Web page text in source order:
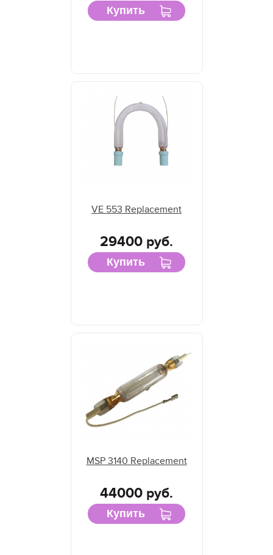
Купить
VE 553 Replacement
29400 руб.
Купить
MSP 3140 Replacement
44000 руб.
Купить